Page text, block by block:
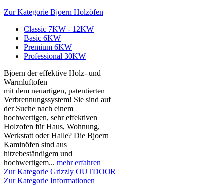
Zur Kategorie Bjoern Holzöfen
Classic 7KW - 12KW
Basic 6KW
Premium 6KW
Professional 30KW
Bjoern der effektive Holz- und
Warmluftofen
mit dem neuartigen, patentierten
Verbrennungssystem! Sie sind auf
der Suche nach einem
hochwertigen, sehr effektiven
Holzofen für Haus, Wohnung,
Werkstatt oder Halle? Die Bjoern
Kaminöfen sind aus
hitzebeständigem und
hochwertigem... mehr erfahren
Zur Kategorie Grizzly OUTDOOR
Zur Kategorie Informationen